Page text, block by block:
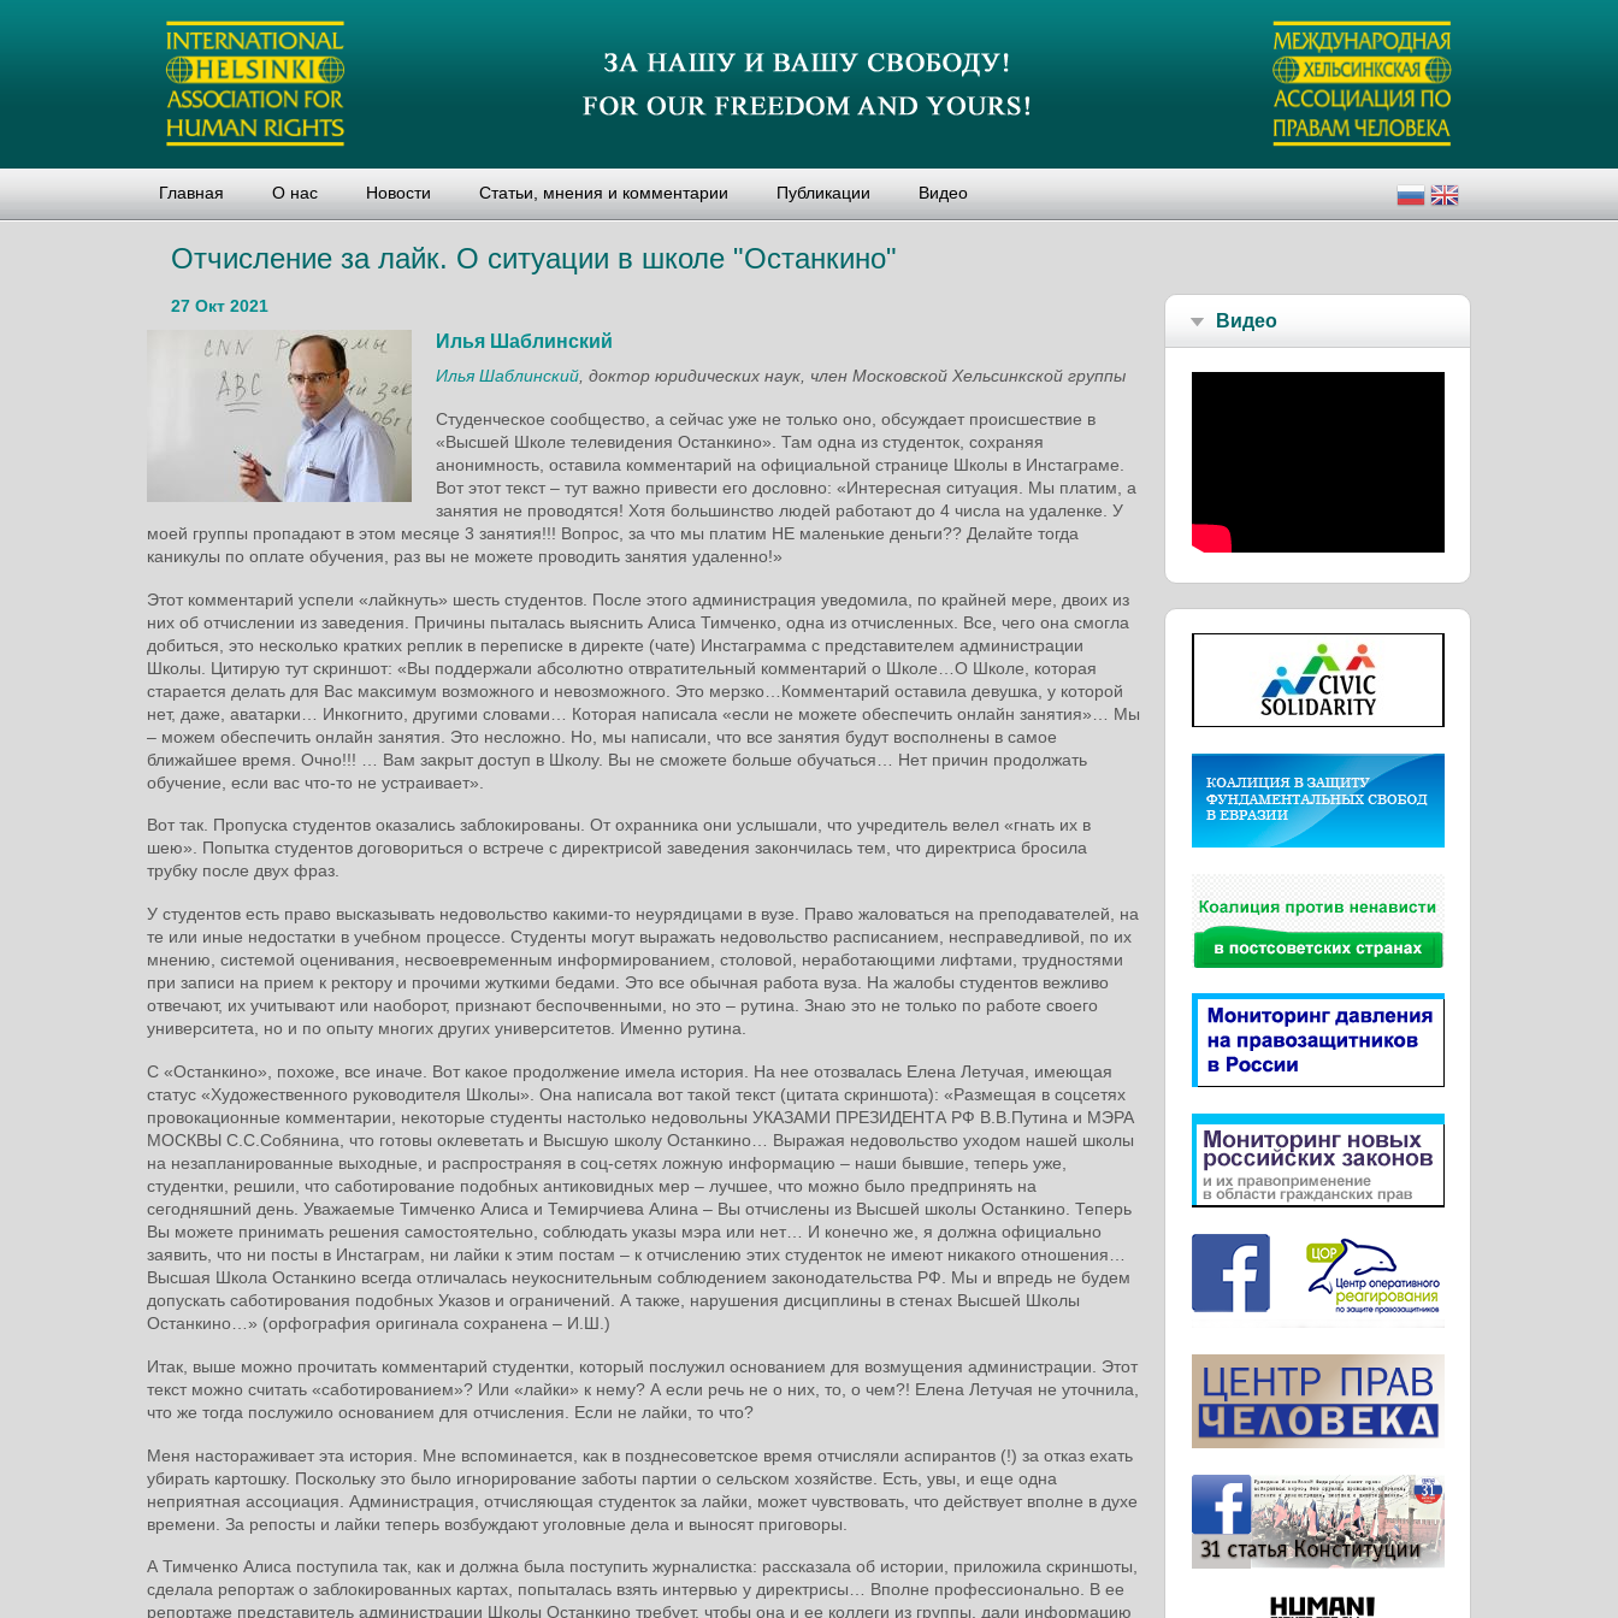
Главная О нас Новости Статьи, мнения и комментарии Публикации Видео
Отчисление за лайк. О ситуации в школе "Останкино"
27 Окт 2021
Илья Шаблинский
Илья Шаблинский , доктор юридических наук, член Московской Хельсинкской группы
Студенческое сообщество, а сейчас уже не только оно, обсуждает происшествие в
«Высшей Школе телевидения Останкино». Там одна из студенток, сохраняя
анонимность, оставила комментарий на официальной странице Школы в Инстаграме.
Вот этот текст – тут важно привести его дословно: «Интересная ситуация. Мы платим, а
занятия не проводятся! Хотя большинство людей работают до 4 числа на удаленке. У
моей группы пропадают в этом месяце 3 занятия!!! Вопрос, за что мы платим НЕ маленькие деньги?? Делайте тогда
каникулы по оплате обучения, раз вы не можете проводить занятия удаленно!»
Этот комментарий успели «лайкнуть» шесть студентов. После этого администрация уведомила, по крайней мере, двоих из
них об отчислении из заведения. Причины пыталась выяснить Алиса Тимченко, одна из отчисленных. Все, чего она смогла
добиться, это несколько кратких реплик в переписке в директе (чате) Инстаграмма с представителем администрации
Школы. Цитирую тут скриншот: «Вы поддержали абсолютно отвратительный комментарий о Школе…О Школе, которая
старается делать для Вас максимум возможного и невозможного. Это мерзко…Комментарий оставила девушка, у которой
нет, даже, аватарки… Инкогнито, другими словами… Которая написала «если не можете обеспечить онлайн занятия»… Мы
– можем обеспечить онлайн занятия. Это несложно. Но, мы написали, что все занятия будут восполнены в самое
ближайшее время. Очно!!! … Вам закрыт доступ в Школу. Вы не сможете больше обучаться… Нет причин продолжать
обучение, если вас что-то не устраивает».
Вот так. Пропуска студентов оказались заблокированы. От охранника они услышали, что учредитель велел «гнать их в
шею». Попытка студентов договориться о встрече с директрисой заведения закончилась тем, что директриса бросила
трубку после двух фраз.
У студентов есть право высказывать недовольство какими-то неурядицами в вузе. Право жаловаться на преподавателей, на
те или иные недостатки в учебном процессе. Студенты могут выражать недовольство расписанием, несправедливой, по их
мнению, системой оценивания, несвоевременным информированием, столовой, неработающими лифтами, трудностями
при записи на прием к ректору и прочими жуткими бедами. Это все обычная работа вуза. На жалобы студентов вежливо
отвечают, их учитывают или наоборот, признают беспочвенными, но это – рутина. Знаю это не только по работе своего
университета, но и по опыту многих других университетов. Именно рутина.
С «Останкино», похоже, все иначе. Вот какое продолжение имела история. На нее отозвалась Елена Летучая, имеющая
статус «Художественного руководителя Школы». Она написала вот такой текст (цитата скриншота): «Размещая в соцсетях
провокационные комментарии, некоторые студенты настолько недовольны УКАЗАМИ ПРЕЗИДЕНТА РФ В.В.Путина и МЭРА
МОСКВЫ С.С.Собянина, что готовы оклеветать и Высшую школу Останкино… Выражая недовольство уходом нашей школы
на незапланированные выходные, и распространяя в соц-сетях ложную информацию – наши бывшие, теперь уже,
студентки, решили, что саботирование подобных антиковидных мер – лучшее, что можно было предпринять на
сегодняшний день. Уважаемые Тимченко Алиса и Темирчиева Алина – Вы отчислены из Высшей школы Останкино. Теперь
Вы можете принимать решения самостоятельно, соблюдать указы мэра или нет… И конечно же, я должна официально
заявить, что ни посты в Инстаграм, ни лайки к этим постам – к отчислению этих студенток не имеют никакого отношения…
Высшая Школа Останкино всегда отличалась неукоснительным соблюдением законодательства РФ. Мы и впредь не будем
допускать саботирования подобных Указов и ограничений. А также, нарушения дисциплины в стенах Высшей Школы
Останкино…» (орфография оригинала сохранена – И.Ш.)
Итак, выше можно прочитать комментарий студентки, который послужил основанием для возмущения администрации. Этот
текст можно считать «саботированием»? Или «лайки» к нему? А если речь не о них, то, о чем?! Елена Летучая не уточнила,
что же тогда послужило основанием для отчисления. Если не лайки, то что?
Меня настораживает эта история. Мне вспоминается, как в позднесоветское время отчисляли аспирантов (!) за отказ ехать
убирать картошку. Поскольку это было игнорирование заботы партии о сельском хозяйстве. Есть, увы, и еще одна
неприятная ассоциация. Администрация, отчисляющая студенток за лайки, может чувствовать, что действует вполне в духе
времени. За репосты и лайки теперь возбуждают уголовные дела и выносят приговоры.
А Тимченко Алиса поступила так, как и должна была поступить журналистка: рассказала об истории, приложила скриншоты,
сделала репортаж о заблокированных картах, попыталась взять интервью у директрисы… Вполне профессионально. В ее
репортаже представитель администрации Школы Останкино требует, чтобы она и ее коллеги из группы, дали информацию
Видео